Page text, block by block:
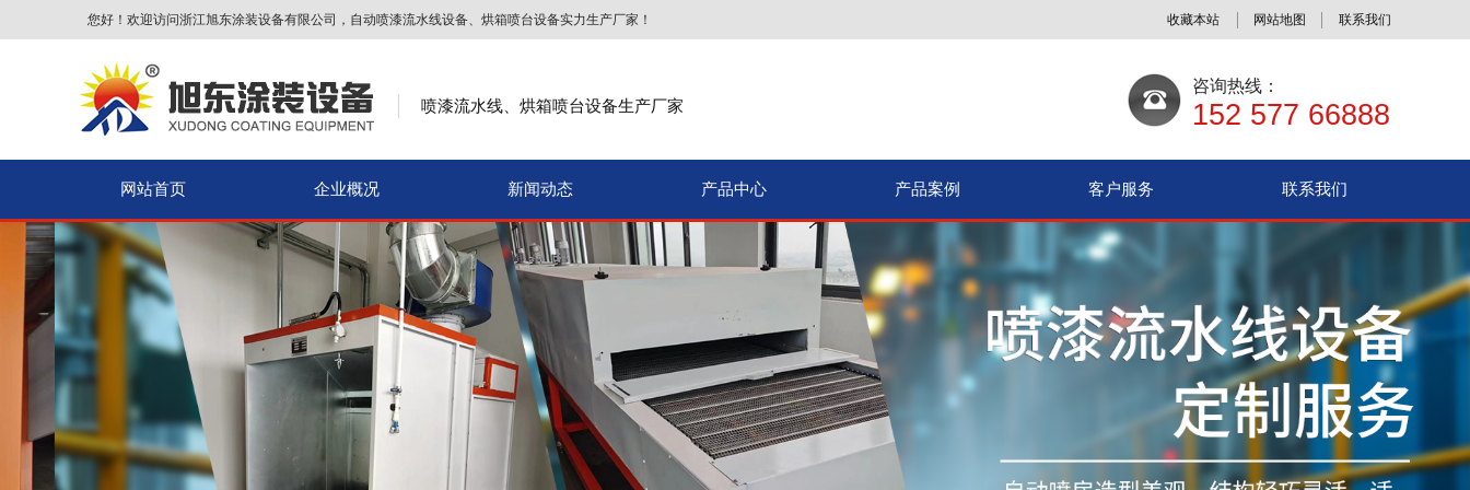
您好！欢迎访问浙江旭东涂装设备有限公司，自动喷漆流水线设备、烘箱喷台设备实力生产厂家！ 收藏本站 网站地图 联系我们
喷漆流水线、烘箱喷台设备生产厂家
咨询热线：
152 577 66888
网站首页 企业概况 新闻动态 产品中心 产品案例 客户服务 联系我们